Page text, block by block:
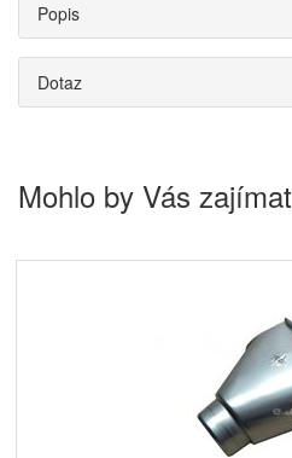
Popis
Dotaz
Mohlo by Vás zajímat